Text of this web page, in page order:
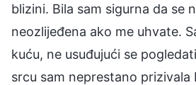
blizini. Bila sam sigurna da se
neozlijeđena ako me uhvate.
kuću, ne usuđujući se
srcu sam neprestano prizivala